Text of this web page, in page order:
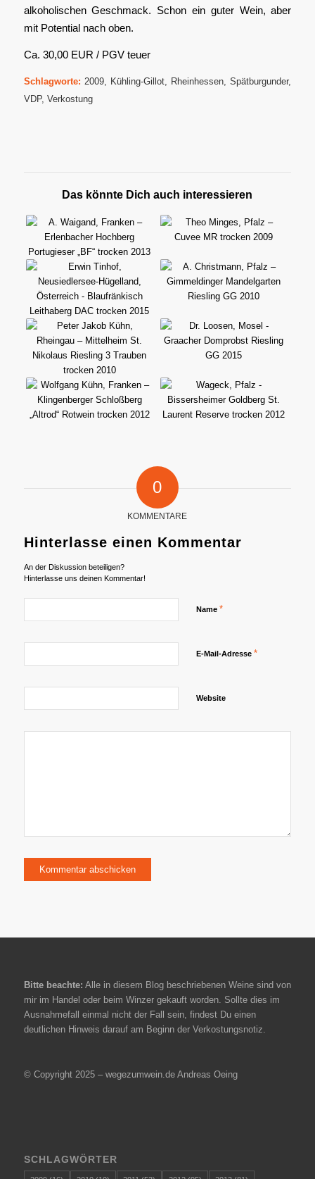
alkoholischen Geschmack. Schon ein guter Wein, aber
mit Potential nach oben.
Ca. 30,00 EUR / PGV teuer
Schlagworte: 2009, Kühling-Gillot Rheinhessen ,Spätburgunder,
VDP, Verkostung
Das könnte Dich auch interessieren
0
KOMMENTARE
Hinterlasse einen Kommentar
An der Diskussion beteiligen?
Hinterlasse uns deinen Kommentar!
Name *
E-Mail-Adresse *
Website
Bitte beachte: Alle in diesem Blog beschriebenen Weine sind von
mir im Handel oder beim Winzer gekauft worden. Sollte dies im
Ausnahmefall einmal nicht der Fall sein, findest Du einen
deutlichen Hinweis darauf am Beginn der Verkostungsnotiz.
© Copyright 2025 – wegezumwein.de Andreas Oeing
SCHLAGWÖRTER